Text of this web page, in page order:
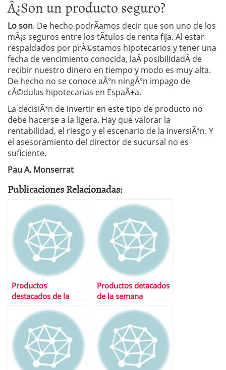
Â¿Son un producto seguro?
Lo son. De hecho podrÃ­amos decir que son uno de los
mÃ¡s seguros entre los tÃ­tulos de renta fija. Al estar
respaldados por prÃ©stamos hipotecarios y tener una
fecha de vencimiento conocida, laÂ posibilidadÂ de
recibir nuestro dinero en tiempo y modo es muy alta.
De hecho no se conoce aÃºn ningÃºn impago de
cÃ©dulas hipotecarias en EspaÃ±a.
La decisiÃ³n de invertir en este tipo de producto no
debe hacerse a la ligera. Hay que valorar la
rentabilidad, el riesgo y el escenario de la inversiÃ³n. Y
el asesoramiento del director de sucursal no es
suficiente.
Pau A. Monserrat
Publicaciones Relacionadas:
Productos
destacados de la
Productos detacados
de la semana